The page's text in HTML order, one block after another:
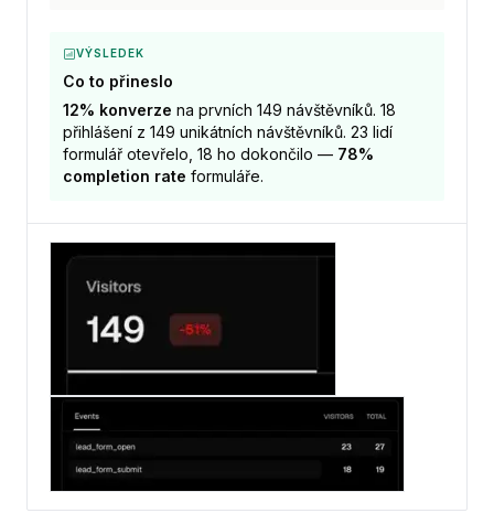
VÝSLEDEK
Co to přineslo
12% konverze na prvních 149 návštěvníků. 18
přihlášení z 149 unikátních návštěvníků. 23 lidí
formulář otevřelo, 18 ho dokončilo — 78%
completion rate formuláře.